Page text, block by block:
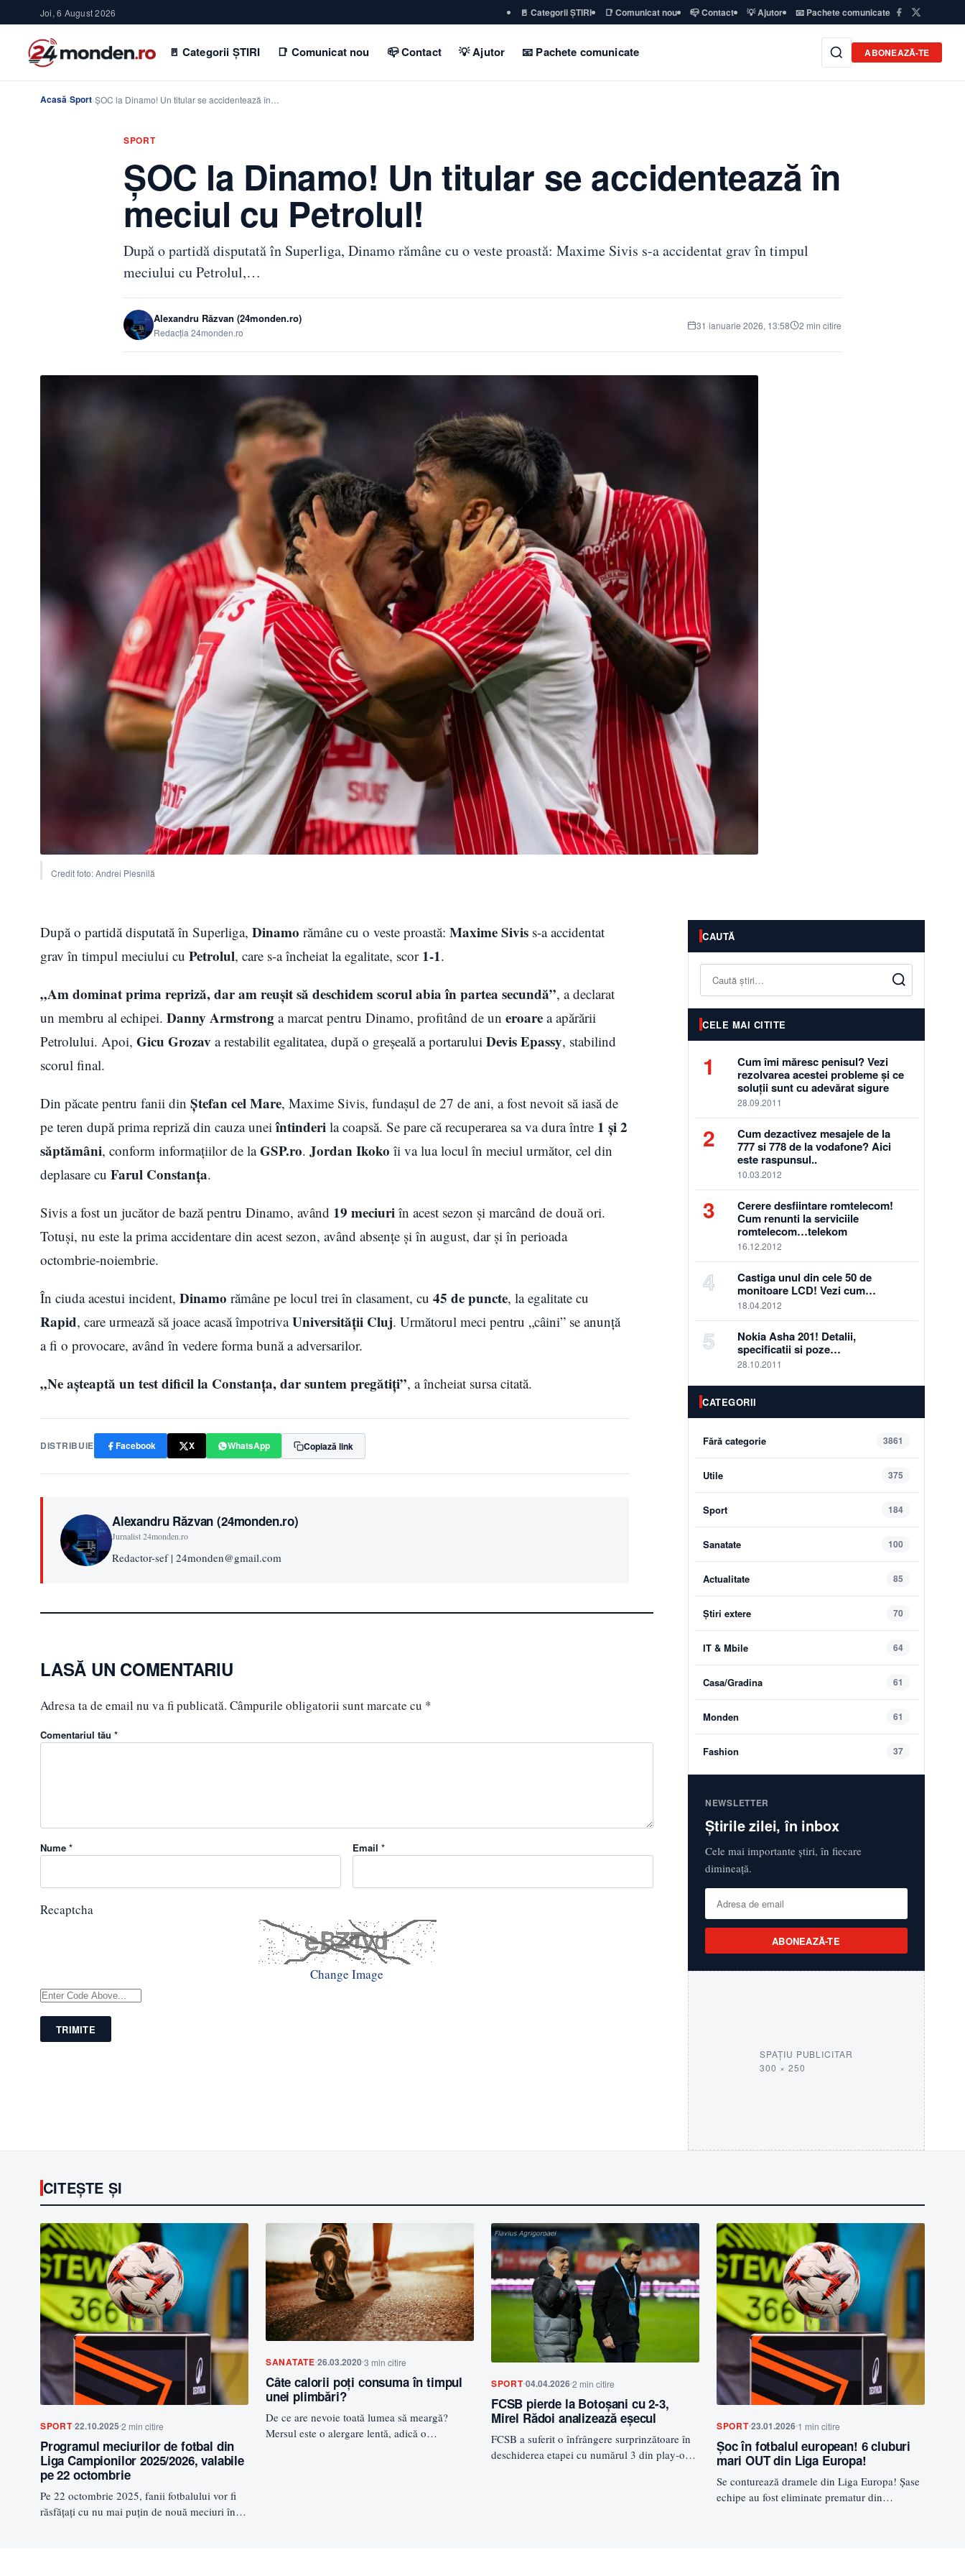
Joi, 6 August 2026 🚪 Categorii ȘTIRI 📑 Comunicat nou 📪 Contact 💡 Ajutor 📧 Pachete comunicate
🚪 Categorii ȘTIRI 📑 Comunicat nou 📪 Contact 💡 Ajutor 📧 Pachete comunicate ABONEAZĂ-TE
Acasă›Sport›ȘOC la Dinamo! Un titular se accidentează în…
SPORT
ȘOC la Dinamo! Un titular se accidentează în
meciul cu Petrolul!
După o partidă disputată în Superliga, Dinamo rămâne cu o veste proastă: Maxime Sivis s-a accidentat grav în timpul
meciului cu Petrolul,…
Alexandru Răzvan (24monden.ro)
Redacția 24monden.ro
31 ianuarie 2026, 13:58 2 min citire
Credit foto: Andrei Plesnilă
După o partidă disputată în Superliga, Dinamo rămâne cu o veste proastă: Maxime Sivis s-a accidentat
grav în timpul meciului cu Petrolul, care s-a încheiat la egalitate, scor 1-1.
„Am dominat prima repriză, dar am reușit să deschidem scorul abia în partea secundă”, a declarat
un membru al echipei. Danny Armstrong a marcat pentru Dinamo, profitând de un eroare a apărării
Petrolului. Apoi, Gicu Grozav a restabilit egalitatea, după o greșeală a portarului Devis Epassy, stabilind
scorul final.
Din păcate pentru fanii din Ștefan cel Mare, Maxime Sivis, fundașul de 27 de ani, a fost nevoit să iasă de
pe teren după prima repriză din cauza uneiîntinderi la coapsă. Se pare că recuperarea sa va dura între 1 și 2
săptămâni, conform informațiilor de laGSP.ro. Jordan Ikoko îi va lua locul în meciul următor, cel din
deplasare cu Farul Constanța.
Sivis a fost un jucător de bază pentru Dinamo, având 19 meciuri în acest sezon și marcând de două ori.
Totuși, nu este la prima accidentare din acest sezon, având absențe și în august, dar și în perioada
octombrie-noiembrie.
În ciuda acestui incident, Dinamo rămâne pe locul trei în clasament, cu 45 de puncte, la egalitate cu
Rapid, care urmează să joace acasă împotrivaUniversității Cluj. Următorul meci pentru „câini” se anunță
a fi o provocare, având în vedere forma bună a adversarilor.
„Ne așteaptă un test dificil la Constanța, dar suntem pregătiți”, a încheiat sursa citată.
DISTRIBUIE Facebook X WhatsApp Copiază link
Alexandru Răzvan (24monden.ro)
Jurnalist 24monden.ro
Redactor-sef | 24monden@gmail.com
LASĂ UN COMENTARIU
Adresa ta de email nu va fi publicată. Câmpurile obligatorii sunt marcate cu *
Comentariul tău *
Nume * Email *
Recaptcha
Change Image
TRIMITE
CAUTĂ
Caută
CELE MAI CITITE
1
Cum îmi măresc penisul? Vezi
rezolvarea acestei probleme și ce
soluții sunt cu adevărat sigure
28.09.2011
2
Cum dezactivez mesajele de la
777 si 778 de la vodafone? Aici
este raspunsul..
10.03.2012
3
Cerere desfiintare romtelecom!
Cum renunti la serviciile
romtelecom…telekom
16.12.2012
4
Castiga unul din cele 50 de
monitoare LCD! Vezi cum…
18.04.2012
5
Nokia Asha 201! Detalii,
specificatii si poze…
28.10.2011
CATEGORII
Fără categorie 3861
Utile 375
Sport 184
Sanatate 100
Actualitate 85
Știri extere 70
IT & Mbile 64
Casa/Gradina 61
Monden 61
Fashion 37
NEWSLETTER
Știrile zilei, în inbox
Cele mai importante știri, în fiecare
dimineață.
ABONEAZĂ-TE
SPAȚIU PUBLICITAR
300 × 250
CITEȘTE ȘI
SPORT22.10.2025 2 min citire
Programul meciurilor de fotbal din
Liga Campionilor 2025/2026, valabile
pe 22 octombrie
Pe 22 octombrie 2025, fanii fotbalului vor fi
răsfățați cu nu mai puțin de nouă meciuri în
SANATATE 26.03.20203 min citire
Câte calorii poți consuma în timpul
unei plimbări?
De ce are nevoie toată lumea să meargă?
Mersul este o alergare lentă, adică o
SPORT04.04.2026 2 min citire
FCSB pierde la Botoșani cu 2-3,
Mirel Rădoi analizează eșecul
FCSB a suferit o înfrângere surprinzătoare în
deschiderea etapei cu numărul 3 din play-out,
SPORT23.01.2026 1 min citire
Șoc în fotbalul european! 6 cluburi
mari OUT din Liga Europa!
Se conturează dramele din Liga Europa! Șase
echipe au fost eliminate prematur din